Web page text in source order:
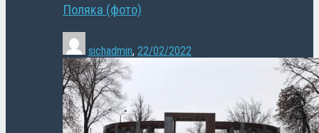
Поляка (фото)
sichadmin, 22/02/2022